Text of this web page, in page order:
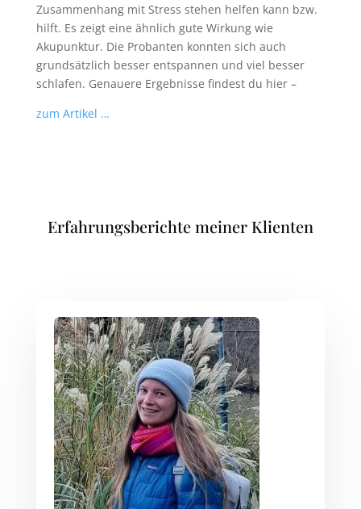
Zusammenhang mit Stress stehen helfen kann bzw.
hilft. Es zeigt eine ähnlich gute Wirkung wie
Akupunktur. Die Probanten konnten sich auch
grundsätzlich besser entspannen und viel besser
schlafen. Genauere Ergebnisse findest du hier –
zum Artikel …
Erfahrungsberichte meiner Klienten